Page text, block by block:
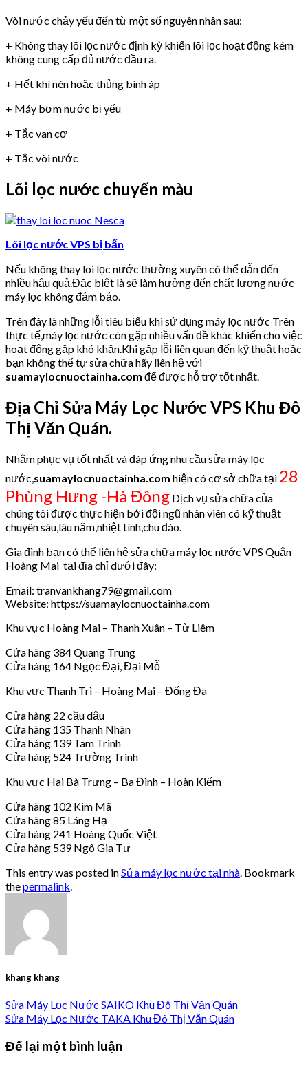
Vòi nước chảy yếu đến từ một số nguyên nhân sau:
+ Không thay lõi lọc nước định kỳ khiến lõi lọc hoạt động kém
không cung cấp đủ nước đầu ra.
+ Hết khí nén hoặc thủng bình áp
+ Máy bơm nước bị yếu
+ Tắc van cơ
+ Tắc vòi nước
Lõi lọc nước chuyển màu
Lõi lọc nước VPS bị bẩn
Nếu không thay lõi lọc nước thường xuyên có thể dẫn đến
nhiều hậu quả.Đặc biệt là sẽ làm hưởng đến chất lượng nước
máy lọc không đảm bảo.
Trên đây là những lỗi tiêu biểu khi sử dụng máy lọc nước Trên
thực tế,máy lọc nước còn gặp nhiều vấn đề khác khiến cho việc
hoạt động gặp khó khăn.Khi gặp lỗi liên quan đến kỹ thuật hoặc
bạn không thể tự sửa chữa hãy liên hệ với
suamaylocnuoctainha.com để được hỗ trợ tốt nhất.
Địa Chỉ Sửa Máy Lọc Nước VPS Khu Đô
Thị Văn Quán.
Nhằm phục vụ tốt nhất và đáp ứng nhu cầu sửa máy lọc
nước,suamaylocnuoctainha.com hiện có cơ sở chữa tại 28
Phùng Hưng -Hà Đông Dịch vụ sửa chữa của
chúng tôi được thực hiện bởi đội ngũ nhân viên có kỹ thuật
chuyên sâu,lâu năm,nhiệt tình,chu đáo.
Gia đình bạn có thể liên hệ sửa chữa máy lọc nước VPS Quận
Hoàng Mai tại địa chỉ dưới đây:
Email: tranvankhang79@gmail.com
Website: https://suamaylocnuoctainha.com
Khu vực Hoàng Mai – Thanh Xuân – Từ Liêm
Cửa hàng 384 Quang Trung
Cửa hàng 164 Ngọc Đại, Đại Mỗ
Khu vực Thanh Trì – Hoàng Mai – Đống Đa
Cửa hàng 22 cầu dậu
Cửa hàng 135 Thanh Nhàn
Cửa hàng 139 Tam Trinh
Cửa hàng 524 Trường Trinh
Khu vực Hai Bà Trưng – Ba Đình – Hoàn Kiếm
Cửa hàng 102 Kim Mã
Cửa hàng 85 Láng Hạ
Cửa hàng 241 Hoàng Quốc Việt
Cửa hàng 539 Ngô Gia Tự
This entry was posted inSửa máy lọc nước tại nhà. Bookmark
thepermalink.
khang khang
Sửa Máy Lọc Nước SAIKO Khu Đô Thị Văn Quán
Sửa Máy Lọc Nước TAKA Khu Đô Thị Văn Quán
Để lại một bình luận